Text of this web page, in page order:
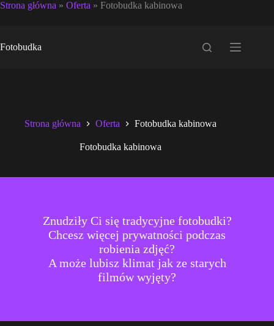
Strona główna » Oferta » Fotobudka kabinowa
do
treści
Fotobudka
Strona główna Oferta Fotobudka kabinowa
Fotobudka kabinowa
Znudziły Ci się tradycyjne fotobudki?
Chcesz więcej prywatności podczas
robienia zdjęć?
A może lubisz klimat jak ze starych
filmów wyjęty?